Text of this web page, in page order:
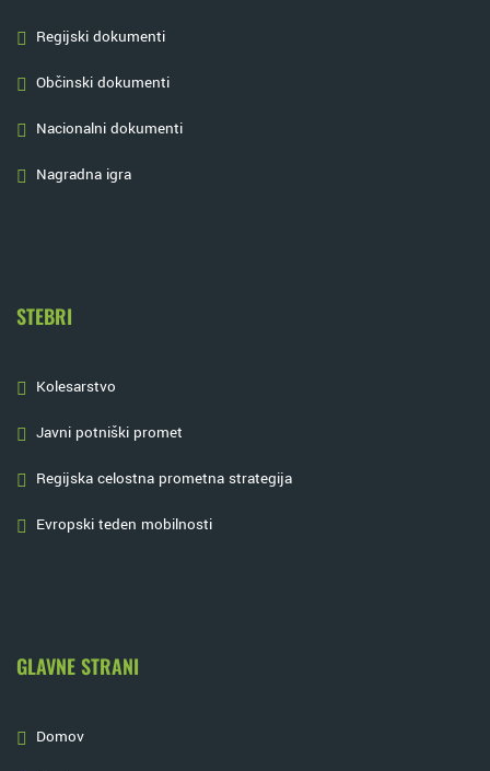
Regijski dokumenti
Občinski dokumenti
Nacionalni dokumenti
Nagradna igra
STEBRI
Kolesarstvo
Javni potniški promet
Regijska celostna prometna strategija
Evropski teden mobilnosti
GLAVNE STRANI
Domov